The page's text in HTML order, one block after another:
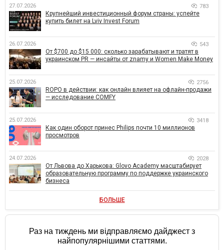
27.07.2026 783
Крупнейший инвестиционный форум страны: успейте
купить билет на Lviv Invest Forum
26.07.2026 543
От $700 до $15 000: сколько зарабатывают и тратят в
украинском PR — инсайты от znamy и Women Make Money
25.07.2026 2756
ROPO в действии: как онлайн влияет на офлайн-продажи
— исследование COMFY
25.07.2026 3418
Как один оборот принес Philips почти 10 миллионов
просмотров
24.07.2026 2028
От Львова до Харькова: Glovo Academy масштабирует
образовательную программу по поддержке украинского
бизнеса
БОЛЬШЕ
Раз на тиждень ми відправляємо дайджест з
найпопулярнішими статтями.